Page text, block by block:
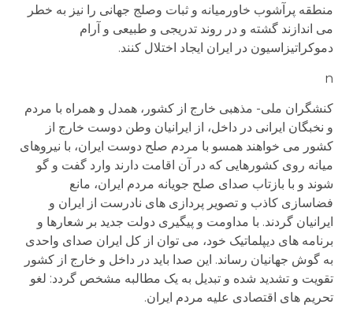
منطقه پرآشوب خاورمیانه و ثبات وصلج جهانی را نیز به خطر
می اندازند گشته و در روند تدریجی و طبیعی و آرام
دموکراتیزاسیون در ایران ایجاد اختلال کنند.
n
کنشگران ملی- مذهبی خارج از کشور، همدل و همراه با مردم
و نخبگان ایرانی در داخل، از ایرانیان وطن دوست خارج از
کشور می خواهند همسو با مردم صلح دوست ایران، با نیروهای
میانه روی کشورهایی که در آن اقامت دارند وارد گفت و گو
شوند و با بازتاب صدای صلح جویانه مردم ایران، مانع
فضاسازی کاذب و تصویر پردازی های نادرست از ایران و
ایرانیان گردند. با مداومت و پیگیری دولت جدید بر شعارها و
برنامه های دیپلماتیک خود، می توان از کل ایران صدای واحدی
به گوش جهانیان رساند. این صدا باید در داخل و خارج از کشور
تقویت و تشدید شده و تبدیل به یک مطالبه مشخص گردد: لغو
تحریم های اقتصادی علیه مردم ایران.